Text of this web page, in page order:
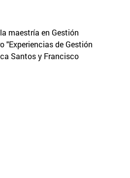
maestría en Gestión
"Experiencias de Gestión
Santos y Francisco